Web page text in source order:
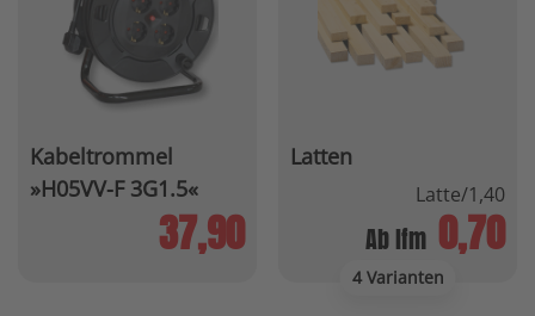
Kabeltrommel
»H05VV-F 3G1.5«
37,90
Latten
4 Varianten
Latte/1,40
Ab lfm 0,70